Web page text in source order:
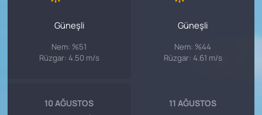
Güneşli
Nem: %51
Rüzgar: 4.50 m/s
Güneşli
Nem: %44
Rüzgar: 4.61 m/s
10 AĞUSTOS 11 AĞUSTOS